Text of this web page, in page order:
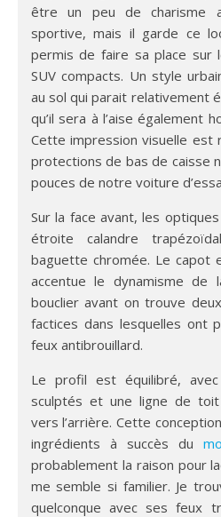
être un peu de charisme
sportive, mais il garde ce
permis de faire sa place sur
SUV compacts. Un style
au sol qui parait relativement
qu’il sera à l’aise également
Cette impression visuelle est
protections de bas de caisse
pouces de notre voiture
Sur la face avant, les
étroite calandre
baguette chromée. Le capot
accentue le dynamisme de
bouclier avant on trouve
factices dans lesquelles ont
feux antibrouillard.
Le profil est équilibré,
sculptés et une ligne de
vers l’arrière. Cette
ingrédients à succès du
probablement la raison pour
me semble si familier. Je
quelconque avec ses feux